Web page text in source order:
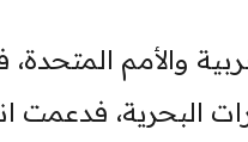
والأمم
البحرية،